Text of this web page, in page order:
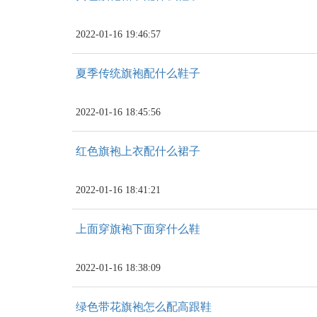
2022-01-16 19:46:57
夏季传统旗袍配什么鞋子
2022-01-16 18:45:56
红色旗袍上衣配什么裙子
2022-01-16 18:41:21
上面穿旗袍下面穿什么鞋
2022-01-16 18:38:09
绿色带花旗袍怎么配高跟鞋